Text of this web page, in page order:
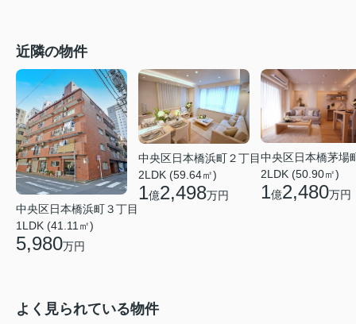
近隣の物件
中央区日本橋浜町３丁目
1LDK (41.11㎡)
5,980万円
中央区日本橋浜町２丁目
2LDK (59.64㎡)
1億2,498万円
中央区日本橋茅場
2LDK (50.90㎡)
1億2,480万円
よく見られている物件